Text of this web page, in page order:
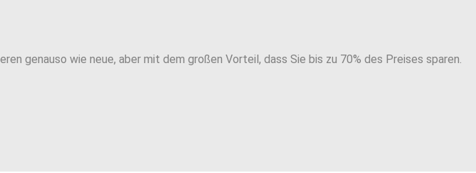
genauso wie neue, aber mit dem großen Vorteil, dass Sie bis zu 70% des Preises sparen.